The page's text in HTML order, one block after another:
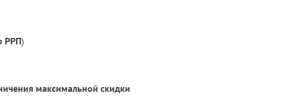
РРП)
максимальной скидки